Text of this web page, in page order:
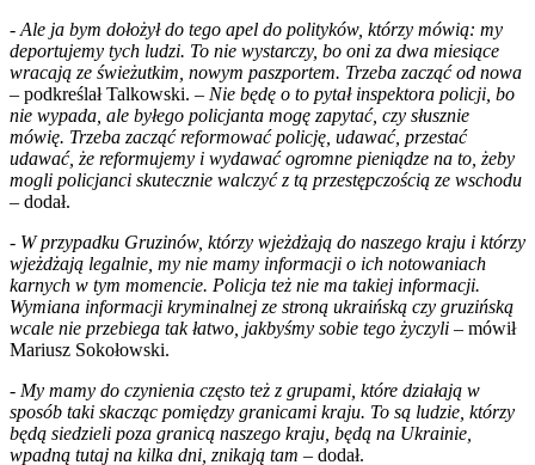
- Ale ja bym dołożył do tego apel do polityków, którzy mówią: my
deportujemy tych ludzi. To nie wystarczy, bo oni za dwa miesiące
wracają ze świeżutkim, nowym paszportem. Trzeba zacząć od nowa
– podkreślał Talkowski. – Nie będę o to pytał inspektora policji, bo
nie wypada, ale byłego policjanta mogę zapytać, czy słusznie
mówię. Trzeba zacząć reformować policję, udawać, przestać
udawać, że reformujemy i wydawać ogromne pieniądze na to, żeby
mogli policjanci skutecznie walczyć z tą przestępczością ze wschodu
– dodał.
- W przypadku Gruzinów, którzy wjeżdżają do naszego kraju i którzy
wjeżdżają legalnie, my nie mamy informacji o ich notowaniach
karnych w tym momencie. Policja też nie ma takiej informacji.
Wymiana informacji kryminalnej ze stroną ukraińską czy gruzińską
wcale nie przebiega tak łatwo, jakbyśmy sobie tego życzyli – mówił
Mariusz Sokołowski.
- My mamy do czynienia często też z grupami, które działają w
sposób taki skacząc pomiędzy granicami kraju. To są ludzie, którzy
będą siedzieli poza granicą naszego kraju, będą na Ukrainie,
wpadną tutaj na kilka dni, znikają tam – dodał.